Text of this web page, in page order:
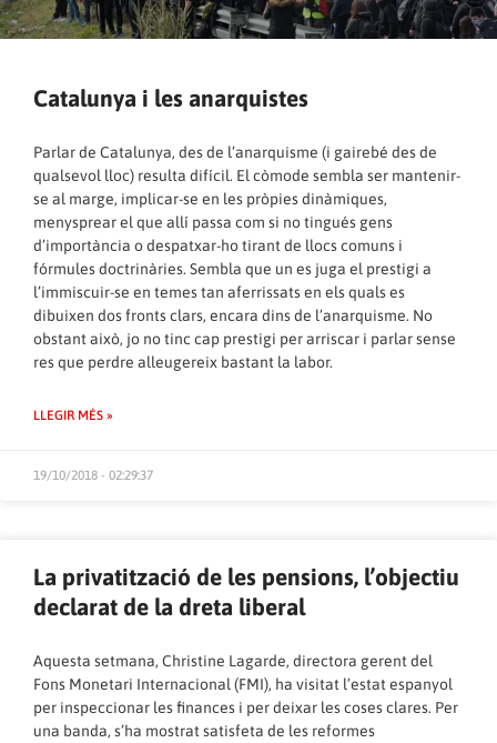
Catalunya i les anarquistes
Parlar de Catalunya, des de l’anarquisme (i gairebé des de
qualsevol lloc) resulta difícil. El còmode sembla ser mantenir-
se al marge, implicar-se en les pròpies dinàmiques,
menysprear el que allí passa com si no tingués gens
d’importància o despatxar-ho tirant de llocs comuns i
fórmules doctrinàries. Sembla que un es juga el prestigi a
l’immiscuir-se en temes tan aferrissats en els quals es
dibuixen dos fronts clars, encara dins de l’anarquisme. No
obstant això, jo no tinc cap prestigi per arriscar i parlar sense
res que perdre alleugereix bastant la labor.
LLEGIR MÉS »
19/10/2018 - 02:29:37
La privatització de les pensions, l’objectiu
declarat de la dreta liberal
Aquesta setmana, Christine Lagarde, directora gerent del
Fons Monetari Internacional (FMI), ha visitat l’estat espanyol
per inspeccionar les finances i per deixar les coses clares. Per
una banda, s’ha mostrat satisfeta de les reformes